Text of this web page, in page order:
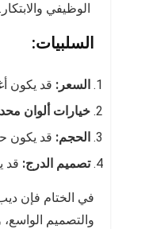
الوظيفي والابتكار.
السلبيات:
السعر: قد يكون
خيارات ألوان
الحجم: قد يكون
تصميم الدرج: قد
والتصميم الواسع،